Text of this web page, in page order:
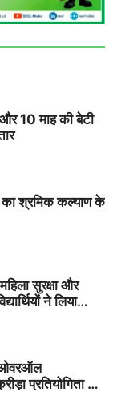
और 10 माह की बेटी
का श्रमिक कल्याण के
सुरक्षा और
ने लिया
ओवरऑल
प्रतियोगिता में